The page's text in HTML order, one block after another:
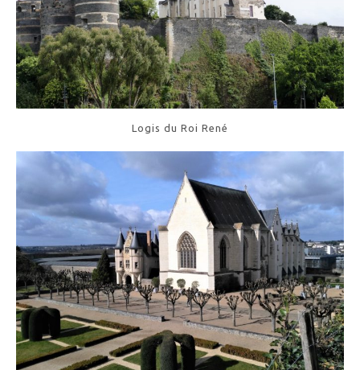
Logis du Roi René